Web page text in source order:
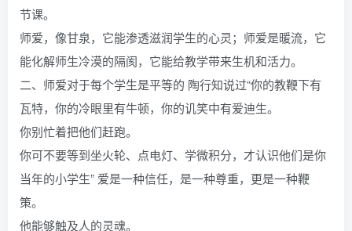
节课。
师爱，像甘泉，它能渗透滋润学生的心灵；师爱是暖流，它
能化解师生冷漠的隔阂，它能给教学带来生机和活力。
二、师爱对于每个学生是平等的 陶行知说过“你的教鞭下有
瓦特，你的冷眼里有牛顿，你的讥笑中有爱迪生。
你别忙着把他们赶跑。
你可不要等到坐火轮、点电灯、学微积分，才认识他们是你
当年的小学生” 爱是一种信任，是一种尊重，更是一种鞭
策。
他能够触及人的灵魂。